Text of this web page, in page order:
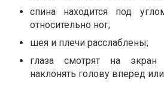
спина находится под
относительно ног;
шея и плечи расслаблены;
глаза смотрят на экран
наклонять голову вперед